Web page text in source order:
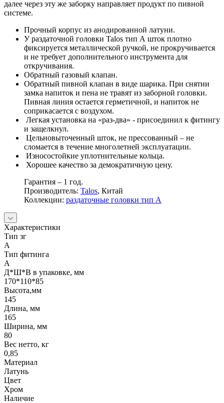
далее через эту же заборку направляет продукт по пивной
системе.
Прочный корпус из анодированной латуни.
У раздаточной головки Talos тип А шток плотно
фиксируется металлической ручкой, не прокручивается
и не требует дополнительного инструмента для
откручивания.
Обратный газовый клапан.
Обратный пивной клапан в виде шарика. При снятии
замка напиток и пена не травят из заборной головки.
Пивная линия остается герметичной, и напиток не
соприкасается с воздухом.
Легкая установка на «раз-два» - присоединил к фитингу
и защелкнул.
Цельновыточенный шток, не прессованный – не
сломается в течение многолетней эксплуатации.
Износостойкие уплотнительные кольца.
Хорошее качество за демократичную цену.
Гарантия – 1 год.
Производитель: Talos, Китай
Коллекции: раздаточные головки тип А
Характеристики
Тип зг
A
Тип фитинга
A
Д*Ш*В в упаковке, мм
170*110*85
Высота,мм
145
Длина, мм
165
Ширина, мм
80
Вес нетто, кг
0,85
Материал
Латунь
Цвет
Хром
Наличие